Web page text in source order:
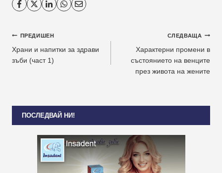
Навигация
ПРЕДИШЕН
Храни и напитки за здрави
зъби (част 1)
СЛЕДВАЩА
Характерни промени в
състоянието на венците
през живота на жените
ПОСЛЕДВАЙ НИ!